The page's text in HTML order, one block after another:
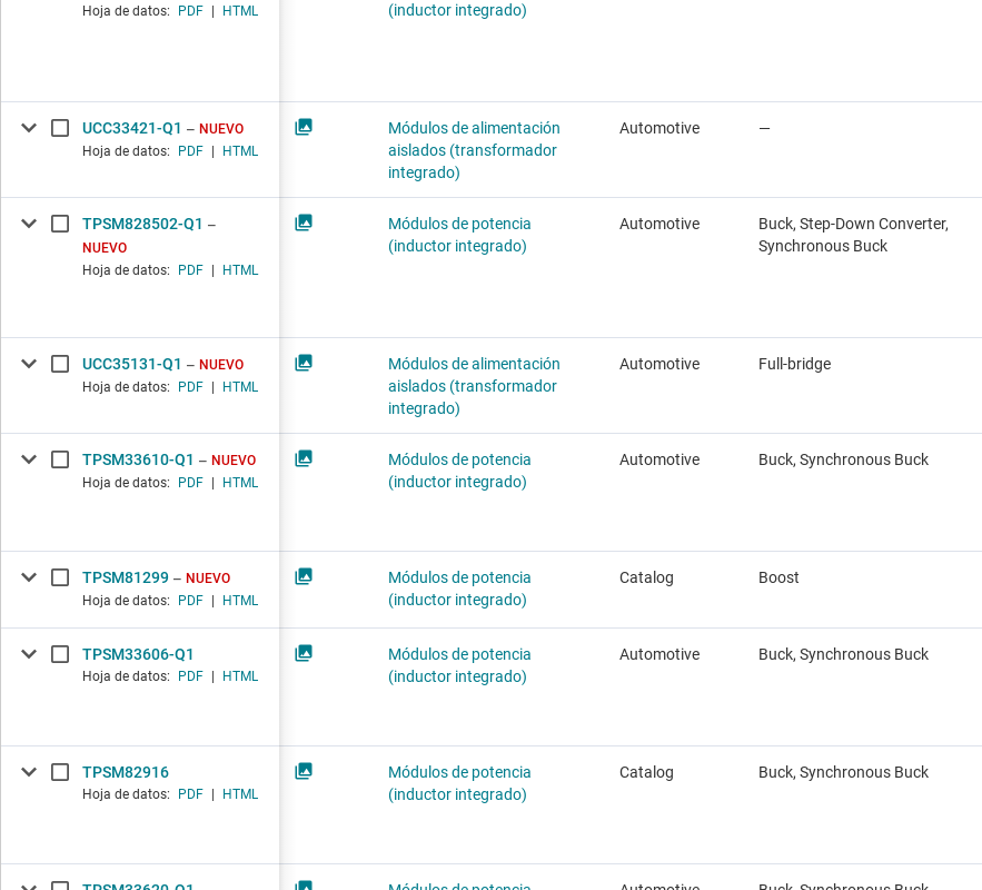
Hoja de datos:
PDF HTML
UCC33421-Q1
NUEVO
Hoja de datos:
PDF HTML
TPSM828502-Q1
NUEVO
Hoja de datos:
PDF HTML
UCC35131-Q1
NUEVO
Hoja de datos:
PDF HTML
TPSM33610-Q1
NUEVO
Hoja de datos:
PDF HTML
TPSM81299
NUEVO
Hoja de datos:
PDF HTML
TPSM33606-Q1
Hoja de datos: PDF HTML
TPSM82916
Hoja de datos: PDF HTML
(inductor integrado)
Módulos de alimentación
aislados (transformador
integrado)
Automotive —
Módulos de potencia
(inductor integrado)
Automotive
Buck, Step-Down Converter,
Synchronous Buck
Módulos de alimentación
aislados (transformador
integrado)
Automotive Full-bridge
Módulos de potencia
(inductor integrado)
Automotive Buck, Synchronous Buck
Módulos de potencia
(inductor integrado)
Catalog Boost
Módulos de potencia
(inductor integrado)
Automotive Buck, Synchronous Buck
Módulos de potencia
(inductor integrado)
Catalog Buck, Synchronous Buck